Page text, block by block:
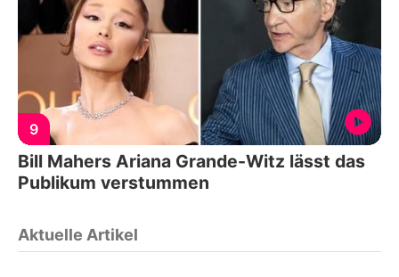
9
Bill Mahers Ariana Grande-Witz lässt das
Publikum verstummen
Aktuelle Artikel